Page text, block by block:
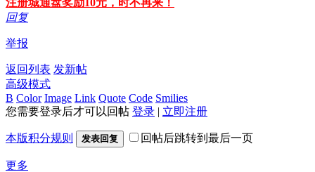
注册城通盘奖励10元，时不再来！
回复
举报
返回列表 发新帖
高级模式
B Color Image Link Quote Code Smilies
您需要登录后才可以回帖 登录 | 立即注册
本版积分规则 发表回复 回帖后跳转到最后一页
更多